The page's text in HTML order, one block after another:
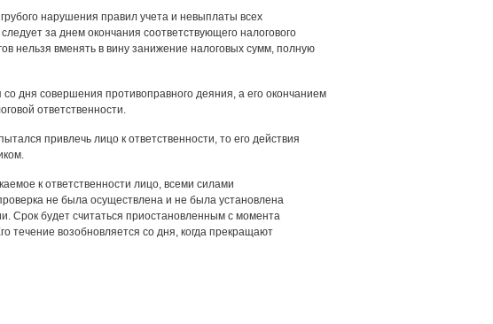
нарушения правил учета и невыплаты всех
за днем окончания соответствующего налогового
нельзя вменять в вину занижение налоговых сумм, полную
дня совершения противоправного деяния, а его окончанием
ответственности.
привлечь лицо к ответственности, то его действия
к ответственности лицо, всеми силами
не была осуществлена и не была установлена
Срок будет считаться приостановленным с момента
течение возобновляется со дня, когда прекращают